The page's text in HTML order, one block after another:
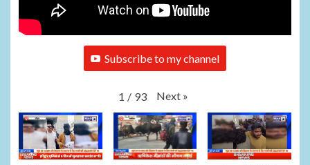
Subscribe to my channel
1 / 93 Next »